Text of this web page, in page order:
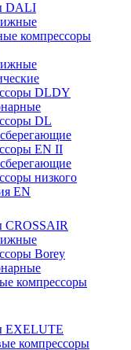
DALI
компрессоры
DLDY
DL
EN II
низкого
EN
CROSSAIR
Borey
компрессоры
EXELUTE
компрессоры